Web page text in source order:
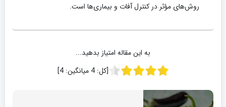
روش‌های مؤثر در کنترل آفات و بیماری‌ها است.
به این مقاله امتیاز بدهید...
[کل:4 میانگین:4
]